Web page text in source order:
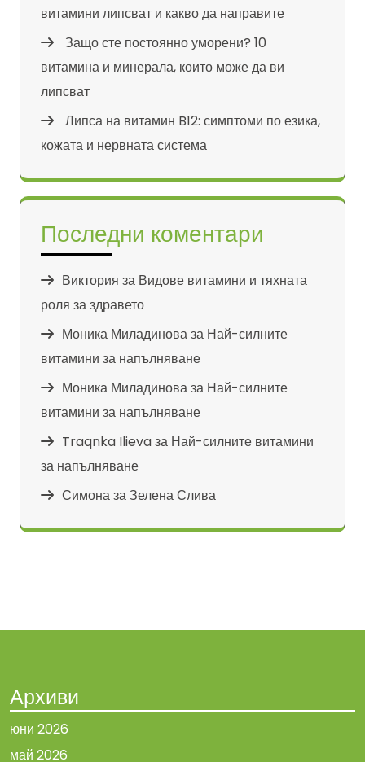
витамини липсват и какво да направите
Защо сте постоянно уморени? 10
витамина и минерала, които може да ви
липсват
Липса на витамин B12: симптоми по езика,
кожата и нервната система
Последни коментари
Виктория за Видове витамини и тяхната
роля за здравето
Моника Миладиноваза Най-силните
витамини за напълняване
Моника Миладиноваза Най-силните
витамини за напълняване
Traqnka Ilievaза Най-силните витамини
за напълняване
СимоназаЗелена Слива
Архиви
юни 2026
май 2026